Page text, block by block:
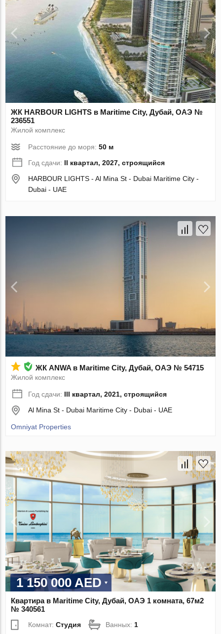
ЖК HARBOUR LIGHTS в Maritime City, Дубай, ОАЭ №
236551
Жилой комплекс
Расстояние до моря:50 м
Год сдачи: II квартал, 2027, строящийся
HARBOUR LIGHTS - Al Mina St - Dubai Maritime City -
Dubai - UAE
ЖК ANWA в Maritime City, Дубай, ОАЭ № 54715
Жилой комплекс
Год сдачи: III квартал, 2021, строящийся
Al Mina St - Dubai Maritime City - Dubai - UAE
Omniyat Properties
1 150 000 AED
Квартира в Maritime City, Дубай, ОАЭ 1 комната, 67м2
№ 340561
Комнат:Студия Ванных: 1